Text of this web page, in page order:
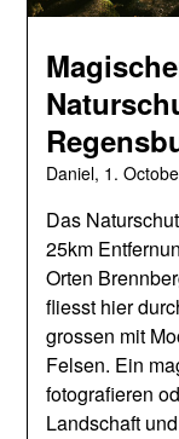
Daniel, 1.
Das
25km
Orten
fliesst hier
grossen mit
Felsen. Ein
fotografieren
Landschaft